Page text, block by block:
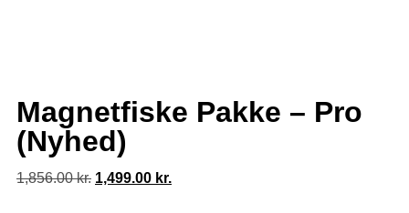
Magnetfiske Pakke – Pro
(Nyhed)
1,856.00kr. 1,499.00 kr.